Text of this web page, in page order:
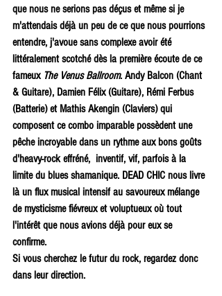
que nous ne serions pas déçus et même si je
m'attendais déjà un peu de ce que nous pourrions
entendre, j'avoue sans complexe avoir été
littéralement scotché dès la première écoute de ce
fameux The Venus Ballroom. Andy Balcon (Chant
& Guitare), Damien Félix (Guitare), Rémi Ferbus
(Batterie) et Mathis Akengin (Claviers) qui
composent ce combo imparable possèdent une
pêche incroyable dans un rythme aux bons goûts
d'heavy-rock effréné,  inventif, vif, parfois à la
limite du blues shamanique. DEAD CHIC nous livre
là un flux musical intensif au savoureux mélange
de mysticisme fiévreux et voluptueux où tout
l'intérêt que nous avions déjà pour eux se
confirme.
Si vous cherchez le futur du rock, regardez donc
dans leur direction.